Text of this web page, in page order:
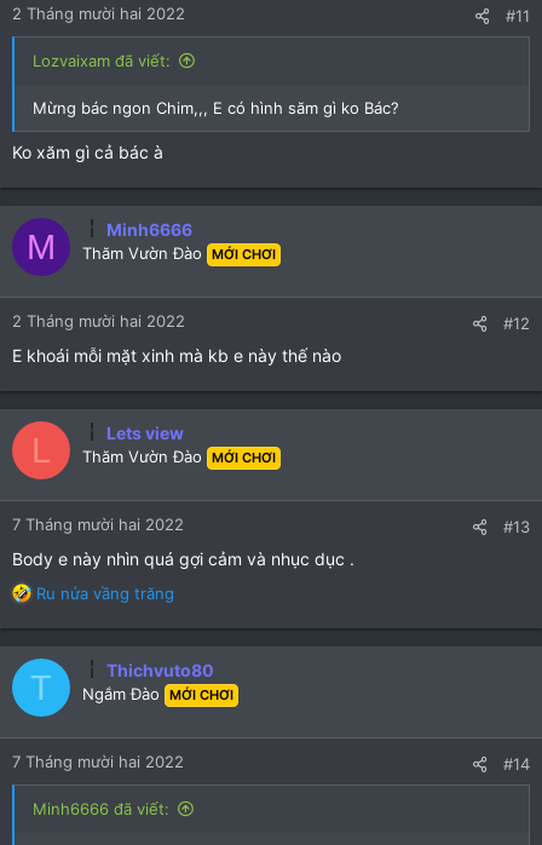
2 Tháng mười hai 2022 #11
Lozvaixam đã viết:
Mừng bác ngon Chim,,, E có hình săm gì ko Bác?
Ko xăm gì cả bác à
M Minh6666
Thăm Vườn Đào MỚI CHƠI
2 Tháng mười hai 2022 #12
E khoái mỗi mặt xinh mà kb e này thế nào
L Lets view
Thăm Vườn Đào MỚI CHƠI
7 Tháng mười hai 2022 #13
Body e này nhìn quá gợi cảm và nhục dục .
R
c
t
o
n
s
:
Ru nửa vầng trăng
T Thichvuto80
Ngắm Đào MỚI CHƠI
7 Tháng mười hai 2022 #14
Minh6666 đã viết: